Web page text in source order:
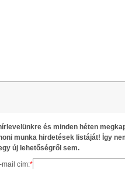
és minden héten
munka hirdetések listáját! Így
új lehetőségről sem.
mail cím:*